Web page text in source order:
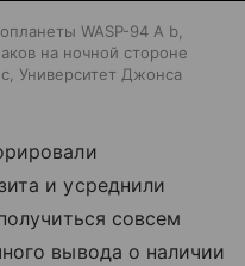
WASP-94 A b,
на ночной стороне
Университет Джонса
и усреднили
совсем
вывода о наличии